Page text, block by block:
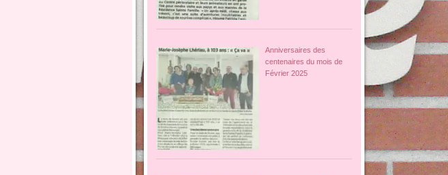
Anniversaires des
centenaires du mois de
Février 2025